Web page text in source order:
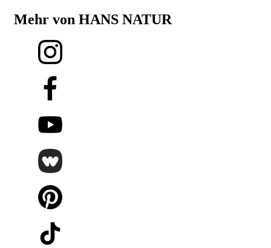
Mehr von HANS NATUR